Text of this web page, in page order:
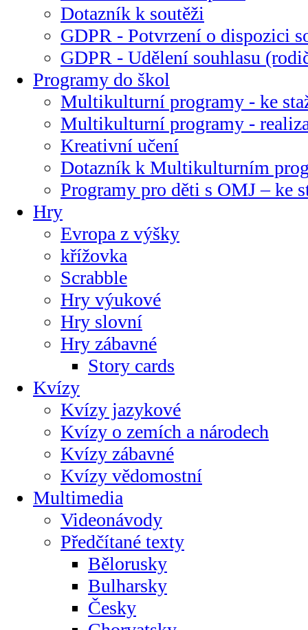
Dotazník k soutěži
GDPR - Potvrzení o dispozici
GDPR - Udělení souhlasu
Programy do škol
Multikulturní programy - ke
Multikulturní programy -
Kreativní učení
Dotazník k Multikulturním
Programy pro děti s OMJ – ke
Hry
Evropa z výšky
křížovka
Scrabble
Hry výukové
Hry slovní
Hry zábavné
Story cards
Kvízy
Kvízy jazykové
Kvízy o zemích a národech
Kvízy zábavné
Kvízy vědomostní
Multimedia
Videonávody
Předčítané texty
Bělorusky
Bulharsky
Česky